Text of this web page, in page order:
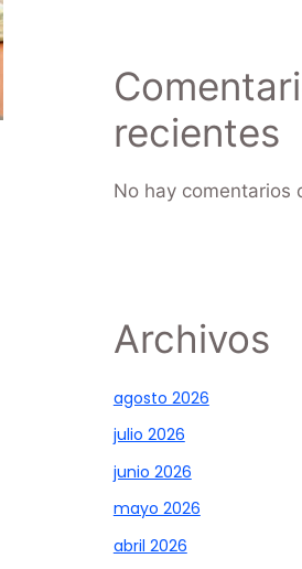
recientes
No hay comentarios
Archivos
agosto 2026
julio 2026
junio 2026
mayo 2026
abril 2026